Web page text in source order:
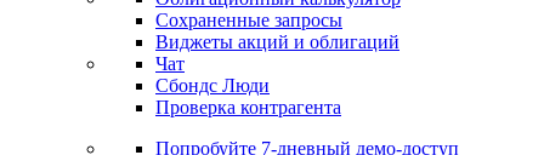
Сохраненные запросы
Виджеты акций и облигаций
Чат
Сбондс Люди
Проверка контрагента
Попробуйте 7-дневный демо-доступ